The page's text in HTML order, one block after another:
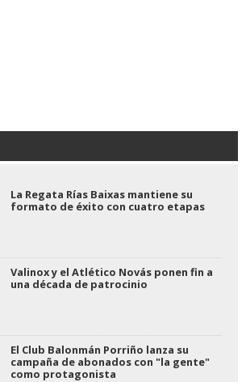
La Regata Rías Baixas mantiene su
formato de éxito con cuatro etapas
Valinox y el Atlético Novás ponen fin a
una década de patrocinio
El Club Balonmán Porriño lanza su
campaña de abonados con "la gente"
como protagonista